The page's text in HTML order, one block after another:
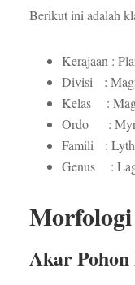
Berikut ini adalah
Kerajaan :
Divisi :
Kelas :
Ordo :
Famili :
Genus :
Akar